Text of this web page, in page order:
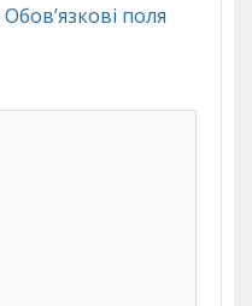
Обов’язкові поля